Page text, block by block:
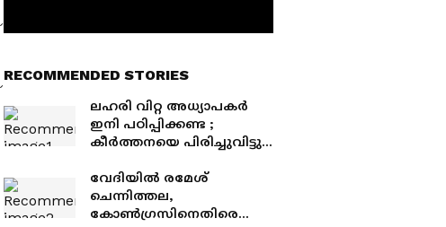
RECOMMENDED STORIES
ലഹരി വിറ്റ അധ്യാപകർ
ഇനി പഠിപ്പിക്കണ്ട ;
കീർത്തനയെ പിരിച്ചുവിട്ടു,
ഉടൻ
വേദിയിൽ രമേശ്
ചെന്നിത്തല,
കോൺഗ്രസിനെതിരെ